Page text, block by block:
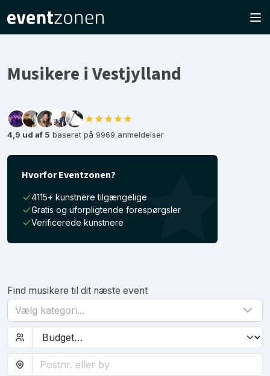
Musikere i Vestjylland
★★★★★
4,9 ud af 5 baseret på 9969 anmeldelser
Hvorfor Eventzonen?
4115+ kunstnere tilgængelige
Gratis og uforpligtende forespørgsler
Verificerede kunstnere
Find musikere til dit næste event
Vælg kategori...